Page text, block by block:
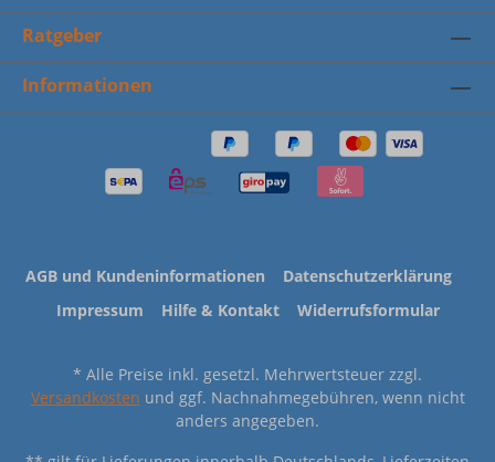
Ratgeber
Informationen
AGB und Kundeninformationen
Datenschutzerklärung
Impressum
Hilfe & Kontakt Widerrufsformular
* Alle Preise inkl. gesetzl. Mehrwertsteuer zzgl.
Versandkosten und ggf. Nachnahmegebühren, wenn nicht
anders angegeben.